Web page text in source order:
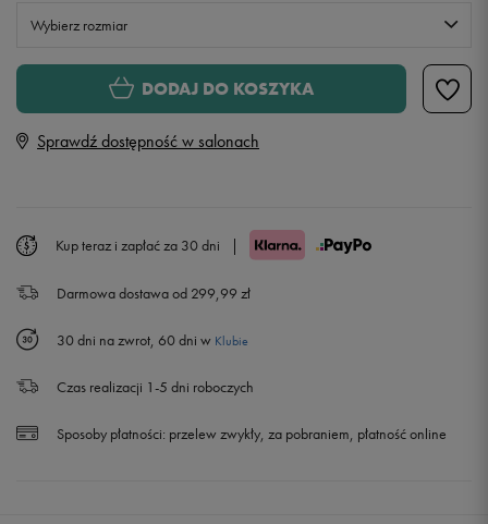
Wybierz rozmiar
M
XL Powiadom o dostępności
Powiadom o dostępności
DODAJ DO KOSZYKA
Sprawdź dostępność w salonach
Kup teraz i zapłać za 30 dni |
Darmowa dostawa od 299,99 zł
30 dni na zwrot, 60 dni w Klubie
Czas realizacji 1-5 dni roboczych
Sposoby płatności: przelew zwykły, za pobraniem, płatność online